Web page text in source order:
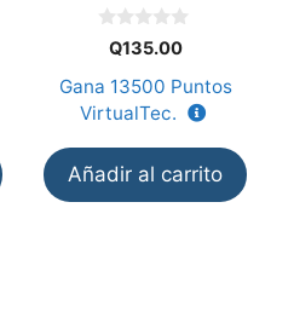
5
Q135.00
Gana 13500 Puntos
VirtualTec.
Añadir al carrito